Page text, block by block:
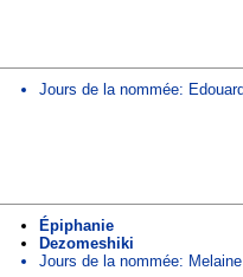
Jours de la nommée:
Épiphanie
Dezomeshiki
Jours de la nommée: Melaine